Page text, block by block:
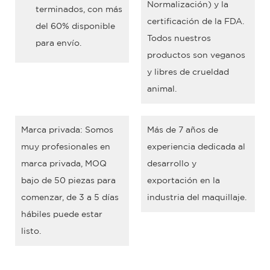
terminados, con más
del 60% disponible
para envío.
Normalización) y la
certificación de la FDA.
Todos nuestros
productos son veganos
y libres de crueldad
animal.
Marca privada: Somos
muy profesionales en
marca privada, MOQ
bajo de 50 piezas para
comenzar, de 3 a 5 días
hábiles puede estar
listo.
Más de 7 años de
experiencia dedicada al
desarrollo y
exportación en la
industria del maquillaje.